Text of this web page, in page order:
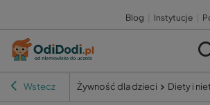
Blog Instytucje
Wstecz Żywność dla dzieci Diety i